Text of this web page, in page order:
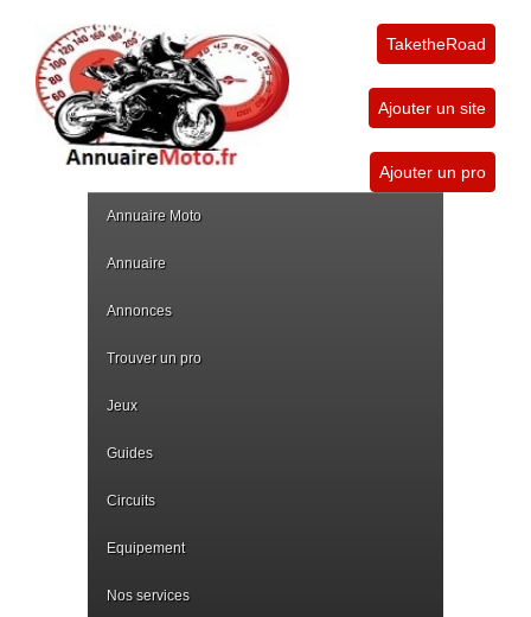
TaketheRoad
Ajouter un site
Ajouter un pro
Annuaire Moto
Annuaire
Annonces
Trouver un pro
Jeux
Guides
Circuits
Equipement
Nos services